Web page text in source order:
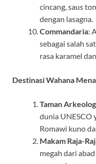
cincang, saus
dengan lasagna.
Commandaria:
sebagai salah
rasa karamel
Destinasi Wahana
Taman
dunia UNESCO
Romawi kuno
Makam Raja-
megah dari